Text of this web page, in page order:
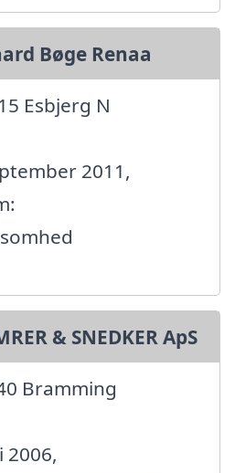
Bøge Renaa
Esbjerg N
2011,
& SNEDKER ApS
Bramming
2006,